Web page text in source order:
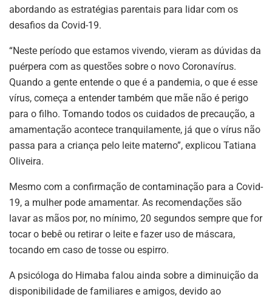
abordando as estratégias parentais para lidar com os
desafios da Covid-19.
“Neste período que estamos vivendo, vieram as dúvidas da
puérpera com as questões sobre o novo Coronavírus.
Quando a gente entende o que é a pandemia, o que é esse
vírus, começa a entender também que mãe não é perigo
para o filho. Tomando todos os cuidados de precaução, a
amamentação acontece tranquilamente, já que o vírus não
passa para a criança pelo leite materno”, explicou Tatiana
Oliveira.
Mesmo com a confirmação de contaminação para a Covid-
19, a mulher pode amamentar. As recomendações são
lavar as mãos por, no mínimo, 20 segundos sempre que for
tocar o bebê ou retirar o leite e fazer uso de máscara,
tocando em caso de tosse ou espirro.
A psicóloga do Himaba falou ainda sobre a diminuição da
disponibilidade de familiares e amigos, devido ao